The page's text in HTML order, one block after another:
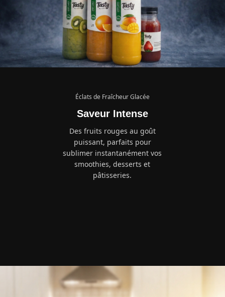
Éclats de Fraîcheur Glacée
Saveur Intense
Des fruits rouges au goût
puissant, parfaits pour
sublimer instantanément vos
smoothies, desserts et
pâtisseries.